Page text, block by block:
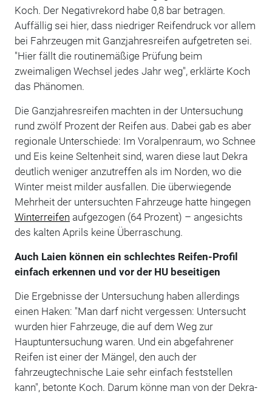
Koch. Der Negativrekord habe 0,8 bar betragen.
Auffällig sei hier, dass niedriger Reifendruck vor allem
bei Fahrzeugen mit Ganzjahresreifen aufgetreten sei.
"Hier fällt die routinemäßige Prüfung beim
zweimaligen Wechsel jedes Jahr weg", erklärte Koch
das Phänomen.
Die Ganzjahresreifen machten in der Untersuchung
rund zwölf Prozent der Reifen aus. Dabei gab es aber
regionale Unterschiede: Im Voralpenraum, wo Schnee
und Eis keine Seltenheit sind, waren diese laut Dekra
deutlich weniger anzutreffen als im Norden, wo die
Winter meist milder ausfallen. Die überwiegende
Mehrheit der untersuchten Fahrzeuge hatte hingegen
Winterreifen aufgezogen (64 Prozent) – angesichts
des kalten Aprils keine Überraschung.
Auch Laien können ein schlechtes Reifen-Profil
einfach erkennen und vor der HU beseitigen
Die Ergebnisse der Untersuchung haben allerdings
einen Haken: "Man darf nicht vergessen: Untersucht
wurden hier Fahrzeuge, die auf dem Weg zur
Hauptuntersuchung waren. Und ein abgefahrener
Reifen ist einer der Mängel, den auch der
fahrzeugtechnische Laie sehr einfach feststellen
kann", betonte Koch. Darum könne man von der Dekra-